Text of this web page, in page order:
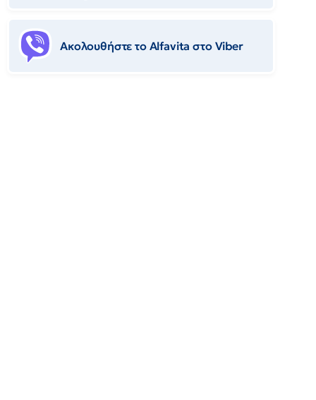
Ακολουθήστε το Αlfavita στο Viber